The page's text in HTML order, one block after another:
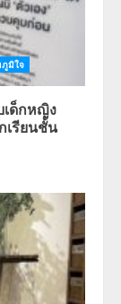
มิใจ
เด็กหญิง
รียนชั้น